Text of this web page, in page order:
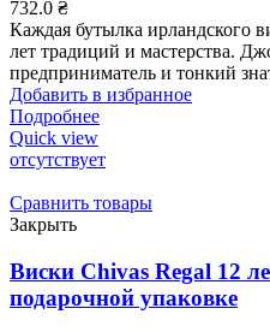
732.0 ₴
Каждая бутылка ирландского
лет традиций и мастерства.
предприниматель и тонкий
Добавить в избранное
Подробнее
Quick view
отсутствует
Сравнить товары
Закрыть
Виски Chivas Regal 12
подарочной упаковке